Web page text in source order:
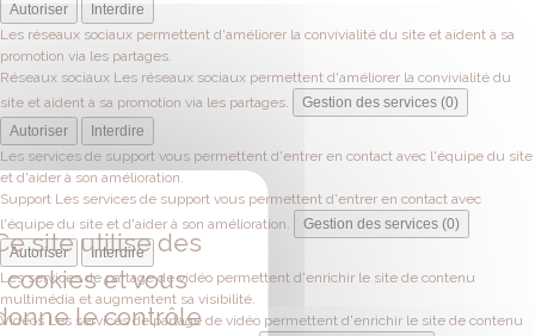
Autoriser
Interdire
Les réseaux sociaux permettent d'améliorer la convivialité du site et aident à sa
promotion via les partages.
Réseaux sociaux Les réseaux sociaux permettent d'améliorer la convivialité du
site et aident à sa promotion via les partages.
Gestion des services (0)
Autoriser
Interdire
Les services de support vous permettent d'entrer en contact avec l'équipe du site
et d'aider à son amélioration.
Support Les services de support vous permettent d'entrer en contact avec
l'équipe du site et d'aider à son amélioration.
Gestion des services (0)
Autoriser
Interdire
Les services de partage de vidéo permettent d'enrichir le site de contenu
multimédia et augmentent sa visibilité.
Vidéos Les services de partage de vidéo permettent d'enrichir le site de contenu
site utilise des
cookies et vous
le contrôle